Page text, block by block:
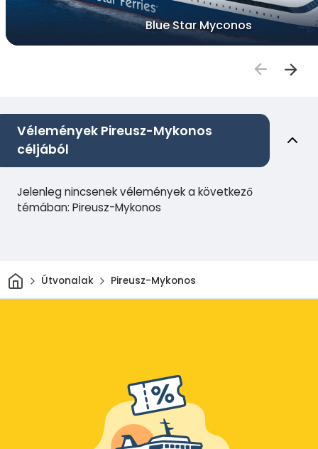
Blue Star Myconos
Vélemények Pireusz-Mykonos
céljából
Jelenleg nincsenek vélemények a következő
témában: Pireusz-Mykonos
Otthon
Útvonalak Pireusz-Mykonos